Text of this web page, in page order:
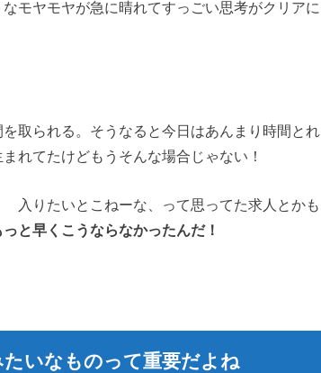
モヤモヤが急に晴れてすっごい思考がクリアに
取られる。そうなると今日はあんまり時間とれ
れてたけどもうそんな場合じゃない！
入りたいとこねーな、って思ってた求人とかも
と早くこうならなかったんだ！
いなものって重要だよね